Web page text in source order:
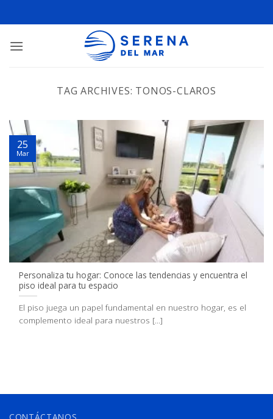
TAG ARCHIVES: TONOS-CLAROS
Personaliza tu hogar: Conoce las tendencias y encuentra el
piso ideal para tu espacio
El piso juega un papel fundamental en nuestro hogar, es el
complemento ideal para nuestros [...]
25
Mar
CONTÁCTANOS